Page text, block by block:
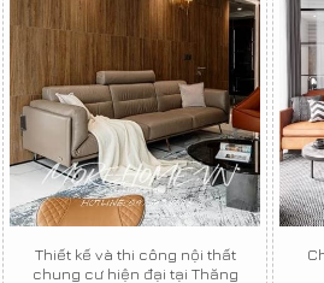
Thiết kế và thi công nội thất
chung cư hiện đại tại Thăng